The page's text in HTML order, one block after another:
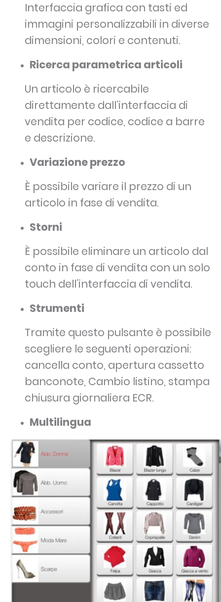
Interfaccia grafica con tasti ed
immagini personalizzabili in diverse
dimensioni, colori e contenuti.
Ricerca parametrica articoli
Un articolo è ricercabile
direttamente dall’interfaccia di
vendita per codice, codice a barre
e descrizione.
Variazione prezzo
È possibile variare il prezzo di un
articolo in fase di vendita.
Storni
È possibile eliminare un articolo dal
conto in fase di vendita con un solo
touch dell’interfaccia di vendita.
Strumenti
Tramite questo pulsante è possibile
scegliere le seguenti operazioni:
cancella conto, apertura cassetto
banconote, Cambio listino, stampa
chiusura giornaliera ECR.
Multilingua